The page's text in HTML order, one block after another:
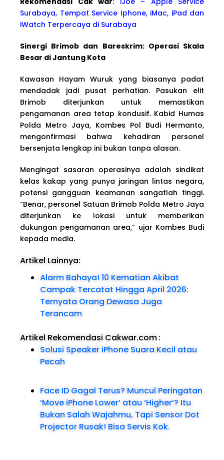
Surabaya, Tempat Service Iphone, iMac, iPad dan
iWatch Terpercaya di Surabaya
Sinergi Brimob dan Bareskrim: Operasi Skala
Besar di Jantung Kota
Kawasan Hayam Wuruk yang biasanya padat
mendadak jadi pusat perhatian. Pasukan elit
Brimob diterjunkan untuk memastikan
pengamanan area tetap kondusif. Kabid Humas
Polda Metro Jaya, Kombes Pol Budi Hermanto,
mengonfirmasi bahwa kehadiran personel
bersenjata lengkap ini bukan tanpa alasan.
Mengingat sasaran operasinya adalah sindikat
kelas kakap yang punya jaringan lintas negara,
potensi gangguan keamanan sangatlah tinggi.
“Benar, personel Satuan Brimob Polda Metro Jaya
diterjunkan ke lokasi untuk memberikan
dukungan pengamanan area,” ujar Kombes Budi
kepada media.
Artikel Lainnya:
Alarm Bahaya! 10 Kematian Akibat
Campak Tercatat Hingga April 2026:
Ternyata Orang Dewasa Juga
Terancam
Artikel Rekomendasi Cakwar.com:
Solusi Speaker iPhone Suara Kecil atau
Pecah
Face ID Gagal Terus? Muncul Peringatan
‘Move iPhone Lower’ atau ‘Higher’? Itu
Bukan Salah Wajahmu, Tapi Sensor Dot
Projector Rusak! Bisa Servis Kok.